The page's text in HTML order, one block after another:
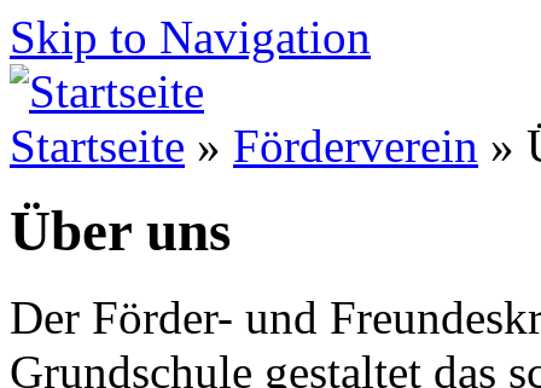
Skip to Navigation
Startseite » Förderverein »
Über uns
Der Förder- und
Grundschule gestaltet das